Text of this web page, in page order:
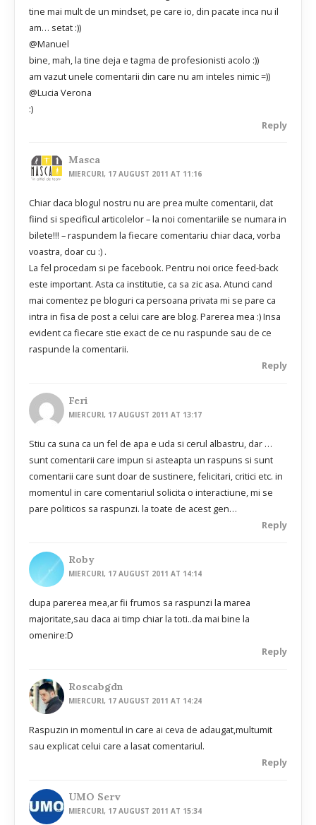
tine mai mult de un mindset, pe care io, din pacate inca nu il
am… setat :))
@Manuel
bine, mah, la tine deja e tagma de profesionisti acolo :))
am vazut unele comentarii din care nu am inteles nimic =))
@Lucia Verona
:)
Reply
Masca
MIERCURI, 17 AUGUST 2011 AT 11:16
Chiar daca blogul nostru nu are prea multe comentarii, dat
fiind si specificul articolelor – la noi comentariile se numara in
bilete!!! – raspundem la fiecare comentariu chiar daca, vorba
voastra, doar cu :) .
La fel procedam si pe facebook. Pentru noi orice feed-back
este important. Asta ca institutie, ca sa zic asa. Atunci cand
mai comentez pe bloguri ca persoana privata mi se pare ca
intra in fisa de post a celui care are blog. Parerea mea :) Insa
evident ca fiecare stie exact de ce nu raspunde sau de ce
raspunde la comentarii.
Reply
Feri
MIERCURI, 17 AUGUST 2011 AT 13:17
Stiu ca suna ca un fel de apa e uda si cerul albastru, dar …
sunt comentarii care impun si asteapta un raspuns si sunt
comentarii care sunt doar de sustinere, felicitari, critici etc. in
momentul in care comentariul solicita o interactiune, mi se
pare politicos sa raspunzi. la toate de acest gen…
Reply
Roby
MIERCURI, 17 AUGUST 2011 AT 14:14
dupa parerea mea,ar fii frumos sa raspunzi la marea
majoritate,sau daca ai timp chiar la toti..da mai bine la
omenire:D
Reply
Roscabgdn
MIERCURI, 17 AUGUST 2011 AT 14:24
Raspuzin in momentul in care ai ceva de adaugat,multumit
sau explicat celui care a lasat comentariul.
Reply
UMO Serv
MIERCURI, 17 AUGUST 2011 AT 15:34